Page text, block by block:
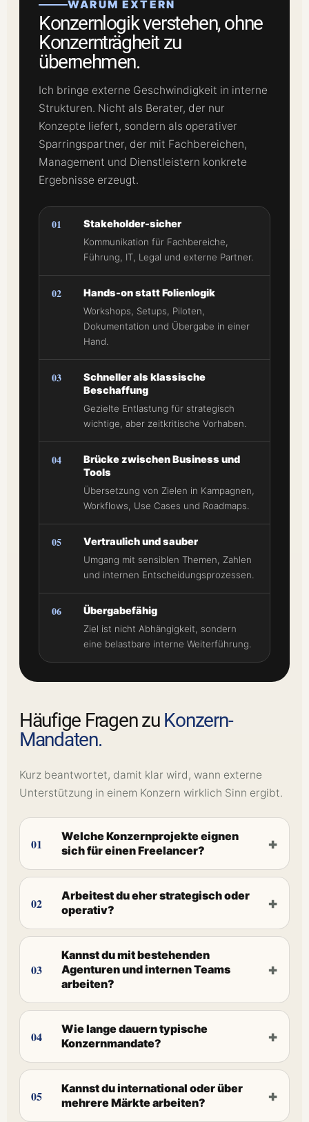
WARUM EXTERN
Konzernlogik verstehen, ohne
Konzernträgheit zu
übernehmen.
Ich bringe externe Geschwindigkeit in interne
Strukturen. Nicht als Berater, der nur
Konzepte liefert, sondern als operativer
Sparringspartner, der mit Fachbereichen,
Management und Dienstleistern konkrete
Ergebnisse erzeugt.
01 Stakeholder-sicher
Kommunikation für Fachbereiche,
Führung, IT, Legal und externe Partner.
02 Hands-on statt Folienlogik
Workshops, Setups, Piloten,
Dokumentation und Übergabe in einer
Hand.
03
Schneller als klassische
Beschaffung
Gezielte Entlastung für strategisch
wichtige, aber zeitkritische Vorhaben.
04
Brücke zwischen Business und
Tools
Übersetzung von Zielen in Kampagnen,
Workflows, Use Cases und Roadmaps.
05 Vertraulich und sauber
Umgang mit sensiblen Themen, Zahlen
und internen Entscheidungsprozessen.
06 Übergabefähig
Ziel ist nicht Abhängigkeit, sondern
eine belastbare interne Weiterführung.
Häufige Fragen zu Konzern-
Mandaten.
Kurz beantwortet, damit klar wird, wann externe
Unterstützung in einem Konzern wirklich Sinn ergibt.
01
Welche Konzernprojekte eignen
sich für einen Freelancer?
+
02
Arbeitest du eher strategisch oder
operativ?
+
03
Kannst du mit bestehenden
Agenturen und internen Teams
arbeiten?
+
04
Wie lange dauern typische
Konzernmandate?
+
05
Kannst du international oder über
mehrere Märkte arbeiten?
+